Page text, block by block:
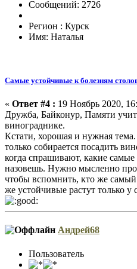
Сообщений: 2726
Регион : Курск
Имя: Наталья
Самые устойчивые к болезням
« Ответ #4 : 19 Ноябрь 2020,
Дружба, Байконур, Памяти
винограднике.
Кстати, хорошая и нужная
только собирается посадить
когда спрашивают, какие
назовешь. Нужно мысленно
чтобы вспомнить, кто же
же устойчивые растут только у
Андрей68
Пользователь